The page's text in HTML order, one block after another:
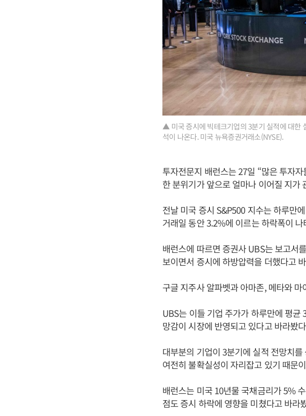
▲ 미국 증시에 빅테크기업의 3분기 실적에 대한
석이 나온다. 미국 뉴욕증권거래소(NYSE).
투자전문지 배런스는 27일 “많은 투자
한 분위기가 앞으로 얼마나 이어질 지가
전날 미국 증시 S&P500 지수는 하루만
거래일 동안 3.2%에 이르는 하락폭이 나
배런스에 따르면 증권사 UBS는 보고서
보이면서 증시에 하방압력을 더했다고
구글 지주사 알파벳과 아마존, 메타와
UBS는 이들 기업 주가가 하루만에 평
망감이 시장에 반영되고 있다고 바라봤
대부분의 기업이 3분기에 실적 전망치
여전히 불확실성이 자리잡고 있기 때문
배런스는 미국 10년물 국채금리가 5%
점도 증시 하락에 영향을 미쳤다고 바라